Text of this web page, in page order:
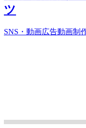
ツ
SNS・動画広告動画制